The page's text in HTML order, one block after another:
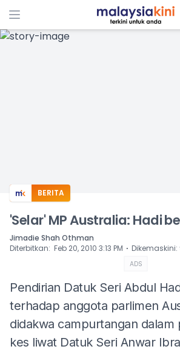
ADS
BERITA
'Selar' MP Australia: Hadi
Jimadie Shah Othman
Diterbitkan: Feb 20, 2010 3:13 PM ⋅ Dikemaskini:
ADS
Pendirian Datuk Seri Abdul
terhadap anggota parlimen
didakwa campurtangan dalam
kes liwat Datuk Seri Anwar